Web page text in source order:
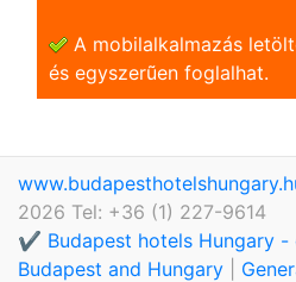
A mobilalkalmazás
és egyszerũen foglalhat.
2026 Tel: +36 (1) 227-9614
✔️ Budapest hotels Hungary -
Budapest and Hungary